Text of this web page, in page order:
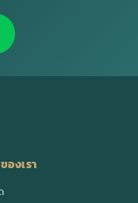
องเรา